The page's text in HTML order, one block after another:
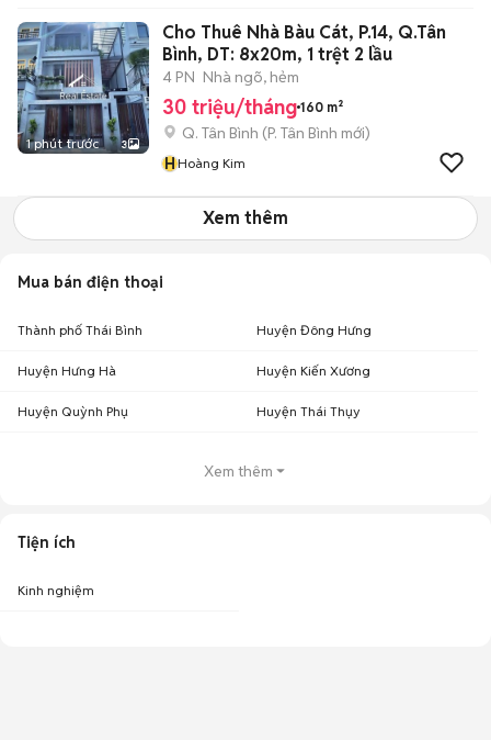
1 phút trước 3
Cho Thuê Nhà Bàu Cát, P.14, Q.Tân
Bình, DT: 8x20m, 1 trệt 2 lầu
4 PN Nhà ngõ, hẻm
30 triệu/tháng 160 m²
Q. Tân Bình (P. Tân Bình mới)
HHoàng Kim
Xem thêm
Mua bán điện thoại
Thành phố Thái Bình Huyện Đông Hưng
Huyện Hưng Hà Huyện Kiến Xương
Huyện Quỳnh Phụ Huyện Thái Thụy
Xem thêm
Tiện ích
Kinh nghiệm